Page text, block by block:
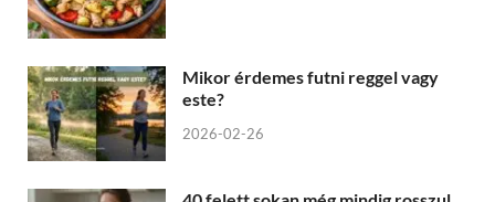
Mikor érdemes futni reggel vagy
este?
2026-02-26